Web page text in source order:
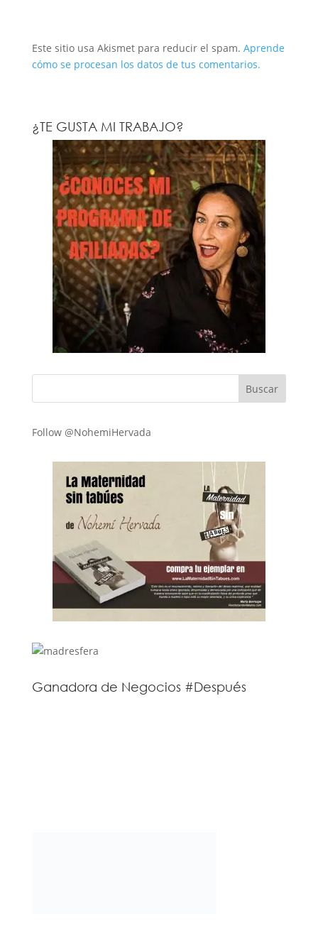
Este sitio usa Akismet para reducir el spam. Aprende
cómo se procesan los datos de tus comentarios.
¿TE GUSTA MI TRABAJO?
Follow @NohemiHervada
Ganadora de Negocios #Después